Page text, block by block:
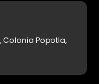
Colonia Popotla,